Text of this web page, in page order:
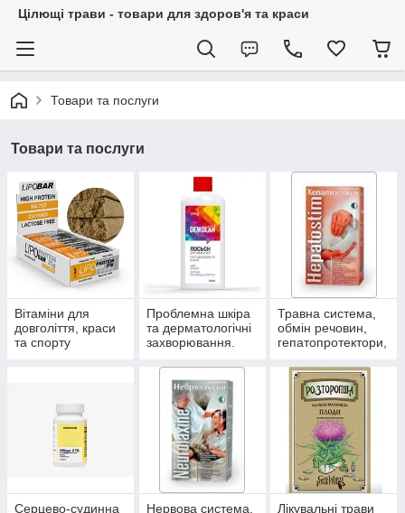
Цілющі трави - товари для здоров'я та краси
Товари та послуги
Товари та послуги
Вітаміни для
довголіття, краси
та спорту
Проблемна шкіра
та дерматологічні
захворювання.
Травна система,
обмін речовин,
гепатопротектори,
Серцево-судинна
Нервова система.
Лікувальні трави